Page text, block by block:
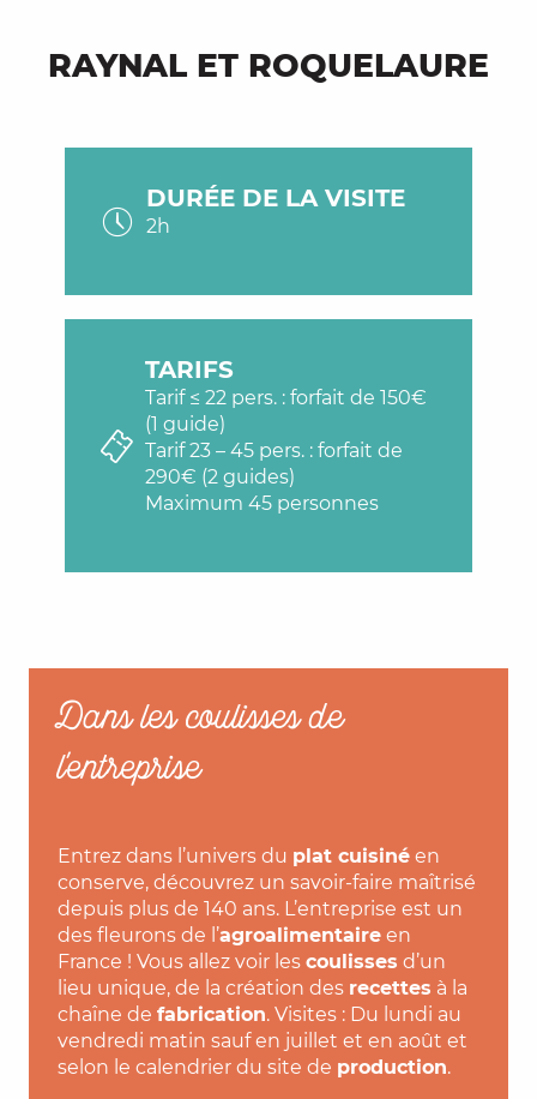
RAYNAL ET ROQUELAURE
DURÉE DE LA VISITE
2h
TARIFS
Tarif ≤ 22 pers. : forfait de 150€
(1 guide)
Tarif 23 – 45 pers. : forfait de
290€ (2 guides)
Maximum 45 personnes
Dans les coulisses de
l'entreprise
Entrez dans l’univers du plat cuisiné en
conserve, découvrez un savoir-faire maîtrisé
depuis plus de 140 ans. L’entreprise est un
des fleurons de l’agroalimentaire en
France ! Vous allez voir les coulisses d’un
lieu unique, de la création des recettes à la
chaîne de fabrication. Visites : Du lundi au
vendredi matin sauf en juillet et en août et
selon le calendrier du site de production.